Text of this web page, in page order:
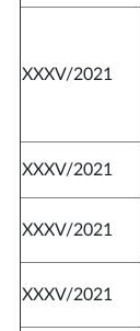
XXXV/2021
XXXV/2021
XXXV/2021
XXXV/2021